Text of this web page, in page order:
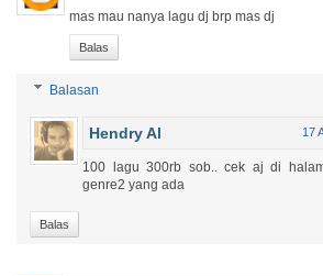
mas mau nanya lagu dj brp mas dj
Balas
Balasan
Hendry Al 17
100 lagu 300rb sob.. cek aj di
genre2 yang ada
Balas